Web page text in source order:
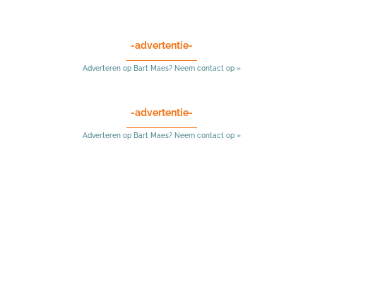
-advertentie-
Adverteren op Bart Maes? Neem contact op »
-advertentie-
Adverteren op Bart Maes? Neem contact op »